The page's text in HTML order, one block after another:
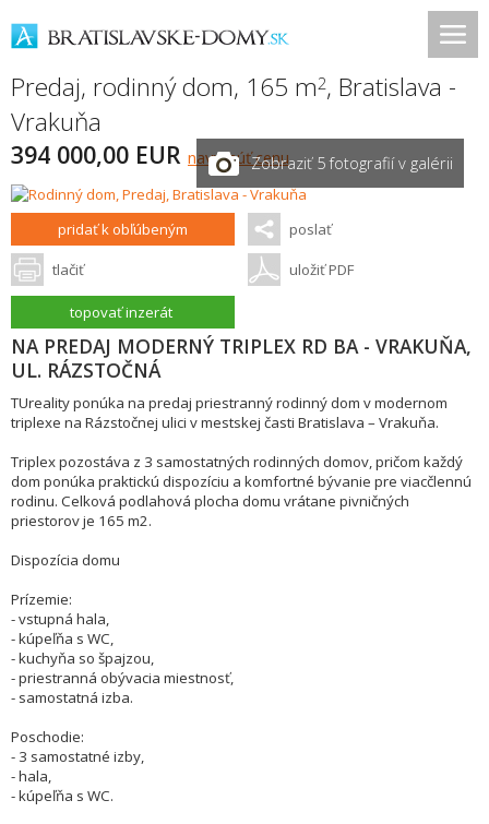
Predaj, rodinný dom, 165 m2, Bratislava -
Vrakuňa
394 000,00 EUR navrhnúť cenuZobraziť 5 fotografií v galérii
pridať k obľúbeným poslať
tlačiť uložiť PDF
topovať inzerát
NA PREDAJ MODERNÝ TRIPLEX RD BA - VRAKUŇA,
UL. RÁZSTOČNÁ
TUreality ponúka na predaj priestranný rodinný dom v modernom
triplexe na Rázstočnej ulici v mestskej časti Bratislava – Vrakuňa.
Triplex pozostáva z 3 samostatných rodinných domov, pričom každý
dom ponúka praktickú dispozíciu a komfortné bývanie pre viacčlennú
rodinu. Celková podlahová plocha domu vrátane pivničných
priestorov je 165 m2.
Dispozícia domu
Prízemie:
- vstupná hala,
- kúpeľňa s WC,
- kuchyňa so špajzou,
- priestranná obývacia miestnosť,
- samostatná izba.
Poschodie:
- 3 samostatné izby,
- hala,
- kúpeľňa s WC.